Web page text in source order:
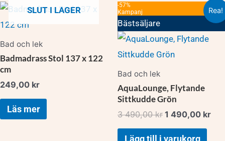
SLUT I LAGER
Bad och lek
Badmadrass Stol 137 x 122
cm
249,00 kr
Läs mer
Rea!
-57%
Kampanj
Bästsäljare
Bad och lek
AquaLounge, Flytande
Sittkudde Grön
3 490,00kr
ursprungliga
var:
490,00 kr.
1 490,00 kr
Det
Lägg till i varukorg